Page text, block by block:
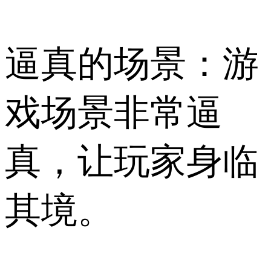
逼真的场景：游
戏场景非常逼
真，让玩家身临
其境。